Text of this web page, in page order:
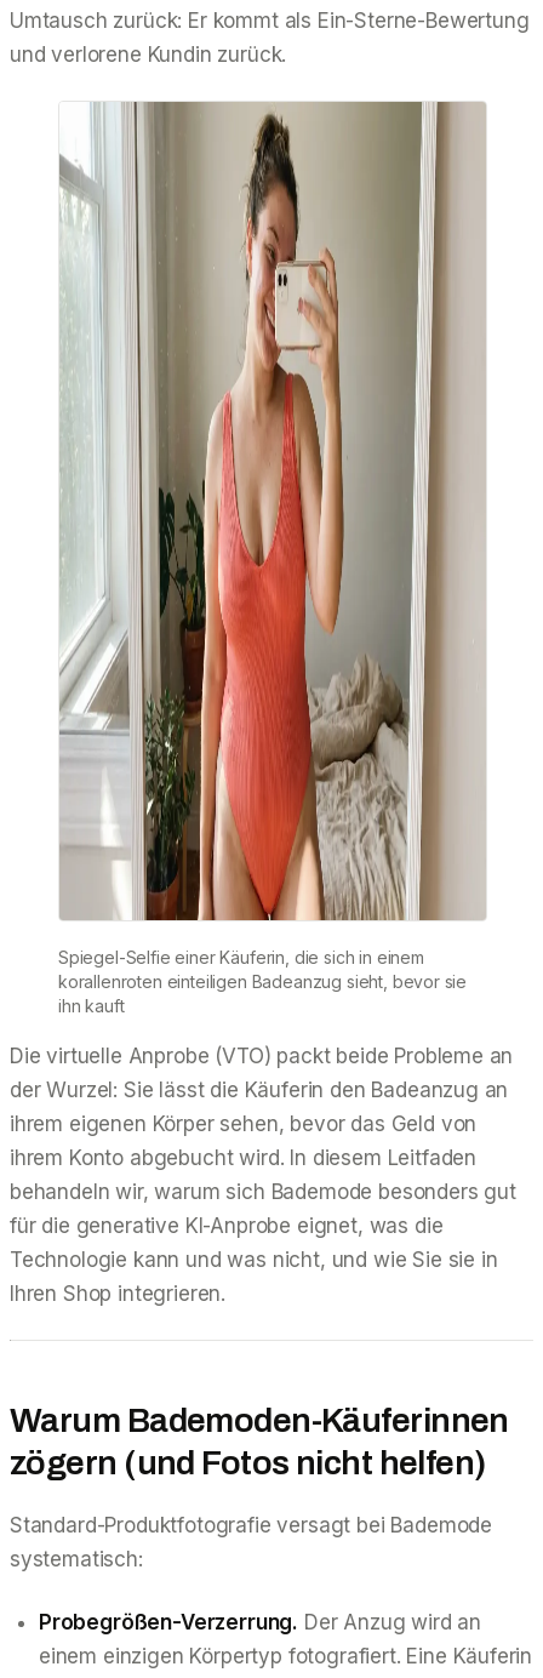
Umtausch zurück: Er kommt als Ein-Sterne-Bewertung
und verlorene Kundin zurück.
Spiegel-Selfie einer Käuferin, die sich in einem
korallenroten einteiligen Badeanzug sieht, bevor sie
ihn kauft
Die virtuelle Anprobe (VTO) packt beide Probleme an
der Wurzel: Sie lässt die Käuferin den Badeanzug an
ihrem eigenen Körper sehen, bevor das Geld von
ihrem Konto abgebucht wird. In diesem Leitfaden
behandeln wir, warum sich Bademode besonders gut
für die generative KI-Anprobe eignet, was die
Technologie kann und was nicht, und wie Sie sie in
Ihren Shop integrieren.
Warum Bademoden-Käuferinnen
zögern (und Fotos nicht helfen)
Standard-Produktfotografie versagt bei Bademode
systematisch:
Probegrößen-Verzerrung. Der Anzug wird an
einem einzigen Körpertyp fotografiert. Eine Käuferin